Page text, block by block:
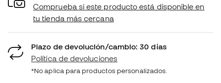
Comprueba si este producto está disponible en
tu tienda más cercana
Plazo de devolución/cambio: 30 días
Política de devoluciones
*No aplica para productos personalizados.